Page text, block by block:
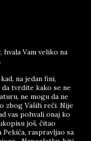
hvala Vam veliko na
na jedan fini,
tvrdite kako se ne
ne mogu da ne
zbog Vaših reči. Nije
vas pohvali onaj ko
još, čitao
raspravljao sa